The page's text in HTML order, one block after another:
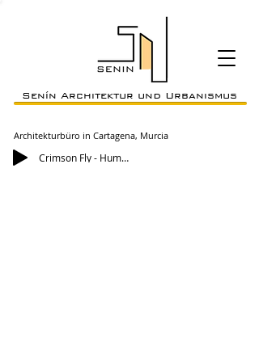
Senín Architektur und Urbanismus
Architekturbüro in Cartagena, Murcia
Crimson Fly - Huma-Huma